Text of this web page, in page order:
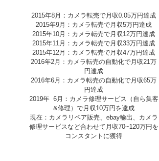
2015年8月：カメラ転売で月収0.05万円達成
2015年9月：カメラ転売で月収5万円達成
2015年10月：カメラ転売で月収12万円達成
2015年11月：カメラ転売で月収33万円達成
2015年12月：カメラ転売で月収47万円達成
2016年2月：カメラ転売の自動化で月収21万
円達成
2016年6月：カメラ転売の自動化で月収65万
円達成
2019年 6月：カメラ修理サービス（自ら集客
&修理）で月収10万円を達成
現在：カメラリペア販売、ebay輸出、カメラ
修理サービスなど合わせて月収70~120万円を
コンスタントに獲得